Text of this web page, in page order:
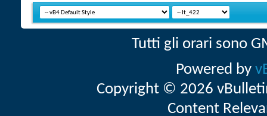
Tutti gli orari sono
Powered by
Copyright © 2026
Content